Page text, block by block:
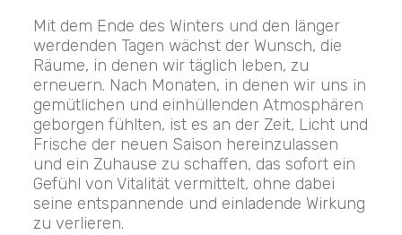
Mit dem Ende des Winters und den länger
werdenden Tagen wächst der Wunsch, die
Räume, in denen wir täglich leben, zu
erneuern. Nach Monaten, in denen wir uns in
gemütlichen und einhüllenden Atmosphären
geborgen fühlten, ist es an der Zeit, Licht und
Frische der neuen Saison hereinzulassen
und ein Zuhause zu schaffen, das sofort ein
Gefühl von Vitalität vermittelt, ohne dabei
seine entspannende und einladende Wirkung
zu verlieren.